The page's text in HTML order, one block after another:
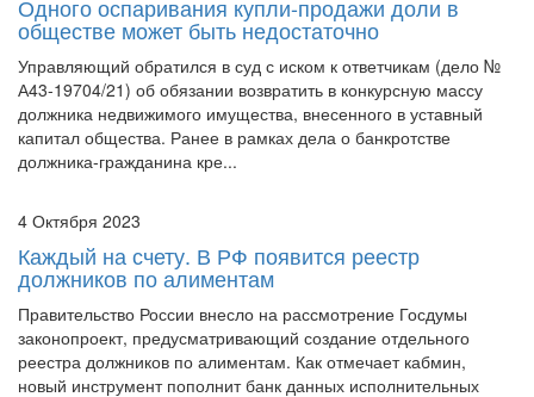
Управляющий обратился в суд с иском к ответчикам (дело №
А43-19704/21) об обязании возвратить в конкурсную массу
должника недвижимого имущества, внесенного в уставный
капитал общества. Ранее в рамках дела о банкротстве
должника-гражданина кре...
4 Октября 2023
должников по алиментам
Правительство России внесло на рассмотрение Госдумы
законопроект, предусматривающий создание отдельного
реестра должников по алиментам. Как отмечает кабмин,
новый инструмент пополнит банк данных исполнительных
производств и повысит эффективность взыс...